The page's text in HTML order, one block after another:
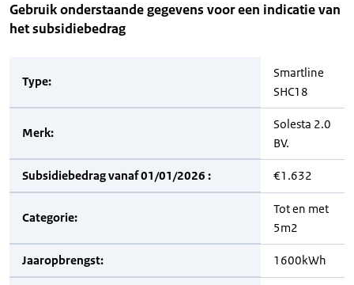
Gebruik onderstaande gegevens voor een indicatie van
het subsidiebedrag
Type:
Smartline
SHC18
Merk:
Solesta 2.0
BV.
Subsidiebedrag vanaf 01/01/2026 : €1.632
Categorie:
Tot en met
5m2
Jaaropbrengst: 1600kWh